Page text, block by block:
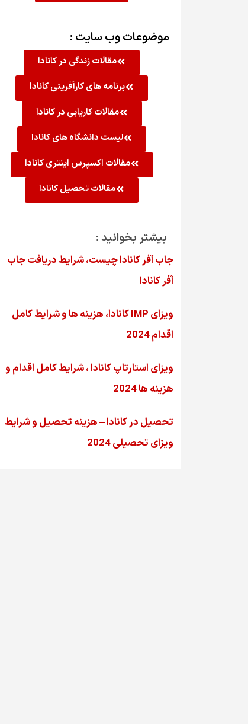
موضوعات وب سایت :
مقالات زندگی در کانادا
برنامه های کارآفرینی کانادا
مقالات کاریابی در کانادا
لیست دانشگاه های کانادا
مقالات اکسپرس اینتری کانادا
مقالات تحصیل کانادا
بیشتر بخوانید :
جاب آفر کانادا چیست، شرایط دریافت جاب
آفر کانادا
ویزای IMP کانادا، هزینه ها و شرایط کامل
اقدام 2024
ویزای استارتاپ کانادا ، شرایط کامل اقدام و
هزینه ها 2024
تحصیل در کانادا – هزینه‌ تحصیل و شرایط
ویزای تحصیلی 2024